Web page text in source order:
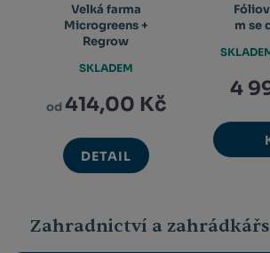
Velká farma
Microgreens +
Regrow
od414,00 Kč
DETAIL
SKLADEM
m se
4
Zahradnictví a